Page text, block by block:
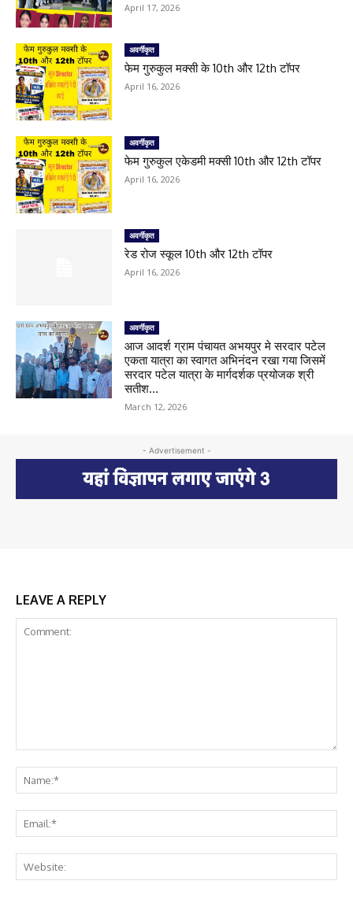
April 17, 2026
अवर्गीकृत
फेम गुरुकुल मक्सी के 10th और 12th टॉपर
April 16, 2026
अवर्गीकृत
फेम गुरुकुल एकेडमी मक्सी 10th और 12th टॉपर
April 16, 2026
अवर्गीकृत
रेड रोज स्कूल 10th और 12th टॉपर
April 16, 2026
अवर्गीकृत
आज आदर्श ग्राम पंचायत अभयपुर मे सरदार पटेल
एकता यात्रा का स्वागत अभिनंदन रखा गया जिसमें
सरदार पटेल यात्रा के मार्गदर्शक प्रयोजक श्री
सतीश...
March 12, 2026
- Advertisement -
LEAVE A REPLY